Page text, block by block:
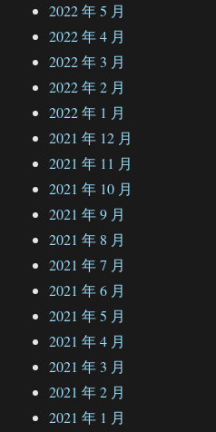
2022 年 5 月
2022 年 4 月
2022 年 3 月
2022 年 2 月
2022 年 1 月
2021 年 12 月
2021 年 11 月
2021 年 10 月
2021 年 9 月
2021 年 8 月
2021 年 7 月
2021 年 6 月
2021 年 5 月
2021 年 4 月
2021 年 3 月
2021 年 2 月
2021 年 1 月